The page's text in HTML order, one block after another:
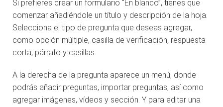
Si prefieres crear un formulario “En blanco”, tienes que
comenzar añadiéndole un título y descripción de la hoja.
Selecciona el tipo de pregunta que deseas agregar,
como opción múltiple, casilla de verificación, respuesta
corta, párrafo y casillas.
A la derecha de la pregunta aparece un menú, donde
podrás añadir preguntas, importar preguntas, así como
agregar imágenes, vídeos y sección. Y para editar una